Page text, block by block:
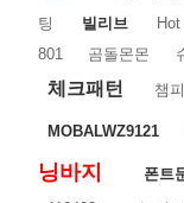
팅
빌리브 Hot
801
곰돌몬몬
체크패턴 챔
MOBALWZ9121
닝바지
폰트